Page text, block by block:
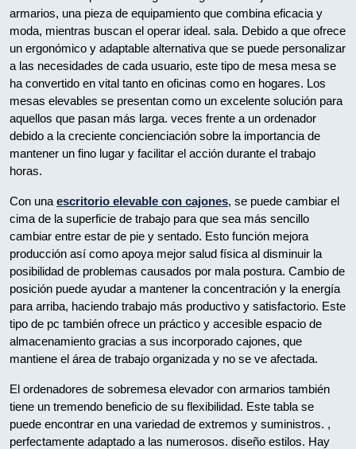
armarios, una pieza de equipamiento que combina eficacia y
moda, mientras buscan el operar ideal. sala. Debido a que ofrece
un ergonómico y adaptable alternativa que se puede personalizar
a las necesidades de cada usuario, este tipo de mesa mesa se
ha convertido en vital tanto en oficinas como en hogares. Los
mesas elevables se presentan como un excelente solución para
aquellos que pasan más larga. veces frente a un ordenador
debido a la creciente concienciación sobre la importancia de
mantener un fino lugar y facilitar el acción durante el trabajo
horas.
Con una escritorio elevable con cajones, se puede cambiar el
cima de la superficie de trabajo para que sea más sencillo
cambiar entre estar de pie y sentado. Esto función mejora
producción así como apoya mejor salud física al disminuir la
posibilidad de problemas causados por mala postura. Cambio de
posición puede ayudar a mantener la concentración y la energía
para arriba, haciendo trabajo más productivo y satisfactorio. Este
tipo de pc también ofrece un práctico y accesible espacio de
almacenamiento gracias a sus incorporado cajones, que
mantiene el área de trabajo organizada y no se ve afectada.
El ordenadores de sobremesa elevador con armarios también
tiene un tremendo beneficio de su flexibilidad. Este tabla se
puede encontrar en una variedad de extremos y suministros. ,
perfectamente adaptado a las numerosos. diseño estilos. Hay